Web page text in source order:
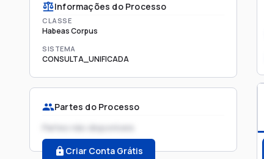
Informações do Processo
CLASSE
Habeas Corpus
SISTEMA
CONSULTA_UNIFICADA
Partes do Processo
Partes não disponíveis
Criar Conta Grátis